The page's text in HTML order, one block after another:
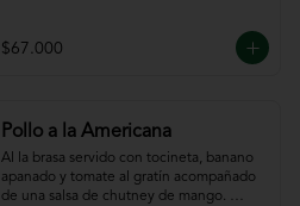
$67.000
Pollo a la Americana
Al la brasa servido con tocineta, banano
apanado y tomate al gratín acompañado
de una salsa de chutney de mango.